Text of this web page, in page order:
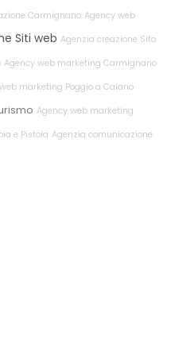
Carmignano Agency web
Siti web Agenzia creazione Sito
Agency web marketing Carmignano
marketing Poggio a Caiano
Agency web marketing
e Pistoia Agenzia comunicazione